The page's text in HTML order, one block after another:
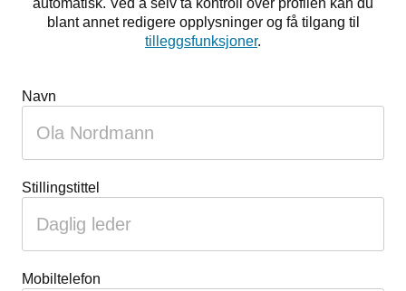
automatisk. Ved å selv ta kontroll over profilen kan du
blant annet redigere opplysninger og få tilgang til
tilleggsfunksjoner.
Hvis
kan
ignorere
dette
Navn
Stillingstittel
Mobiltelefon